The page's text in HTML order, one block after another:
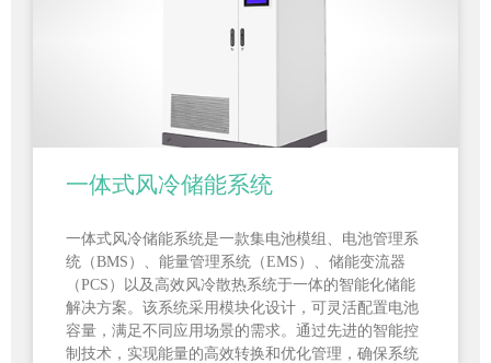
一体式风冷储能系统
一体式风冷储能系统是一款集电池模组、电池管理系
统（BMS）、能量管理系统（EMS）、储能变流器
（PCS）以及高效风冷散热系统于一体的智能化储能
解决方案。该系统采用模块化设计，可灵活配置电池
容量，满足不同应用场景的需求。通过先进的智能控
制技术，实现能量的高效转换和优化管理，确保系统